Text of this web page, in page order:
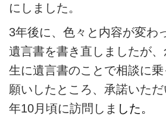
にしました。
3年後に、色々と内容が変わ
遺言書を書き直しましたが
生に遺言書のことで相談に
願いしたところ、承諾いた
年10月頃に訪問しま した。